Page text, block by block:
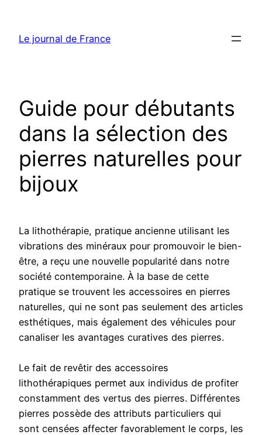
contenu
Le journal de France
Guide pour débutants
dans la sélection des
pierres naturelles pour
bijoux
La lithothérapie, pratique ancienne utilisant les
vibrations des minéraux pour promouvoir le bien-
être, a reçu une nouvelle popularité dans notre
société contemporaine. À la base de cette
pratique se trouvent les accessoires en pierres
naturelles, qui ne sont pas seulement des articles
esthétiques, mais également des véhicules pour
canaliser les avantages curatives des pierres.
Le fait de revêtir des accessoires
lithothérapiques permet aux individus de profiter
constamment des vertus des pierres. Différentes
pierres possède des attributs particuliers qui
sont censées affecter favorablement le corps, les